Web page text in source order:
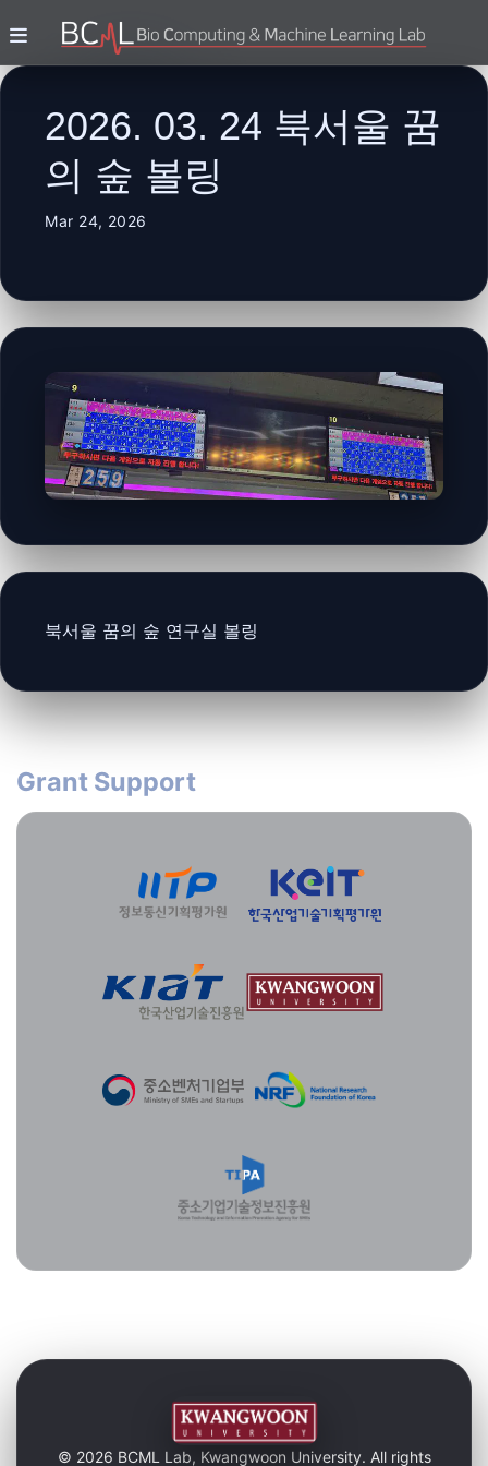
2026. 03. 24 북서울 꿈
의 숲 볼링
Mar 24, 2026
북서울 꿈의 숲 연구실 볼링
Grant Support
© 2026 BCML Lab, Kwangwoon University. All rights